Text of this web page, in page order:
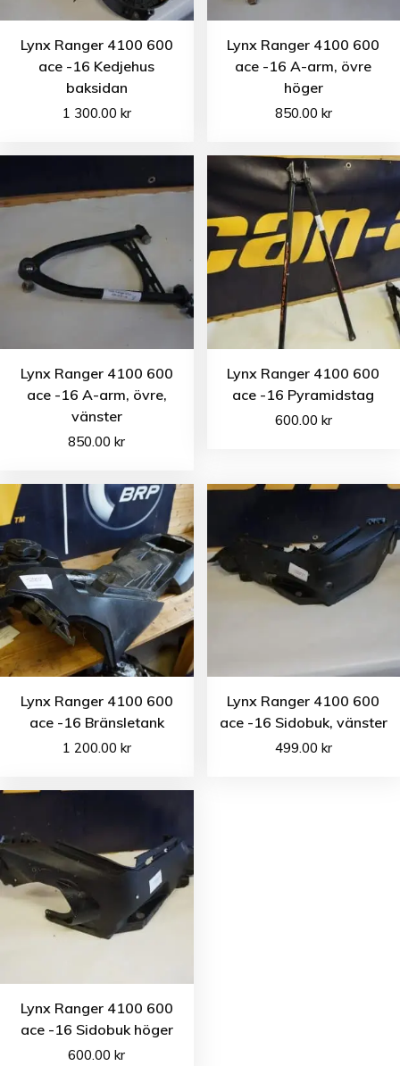
Lynx Ranger 4100 600
ace -16 Kedjehus
baksidan
1 300.00 kr
Lynx Ranger 4100 600
ace -16 A-arm, övre
höger
850.00 kr
Lynx Ranger 4100 600
ace -16 A-arm, övre,
vänster
850.00kr
Lynx Ranger 4100 600
ace -16 Pyramidstag
600.00 kr
Lynx Ranger 4100 600
ace -16 Bränsletank
1 200.00 kr
Lynx Ranger 4100 600
ace -16 Sidobuk, vänster
499.00 kr
Lynx Ranger 4100 600
ace -16 Sidobuk höger
600.00kr